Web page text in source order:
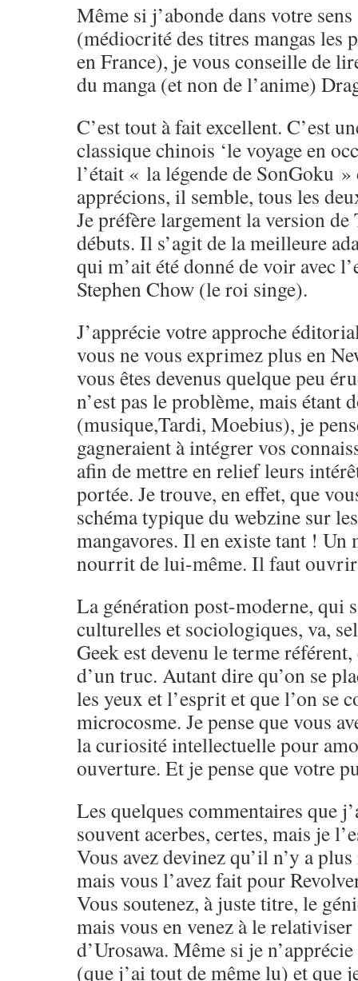
Même si j’abonde dans votre
(médiocrité des titres mangas les
en France), je vous conseille de
du manga (et non de l’anime)
C’est tout à fait excellent. C’est
classique chinois ‘le voyage en
l’était « la légende de SonGoku »
apprécions, il semble, tous les
Je préfère largement la version de
débuts. Il s’agit de la meilleure
qui m’ait été donné de voir avec
Stephen Chow (le roi singe).
J’apprécie votre approche
vous ne vous exprimez plus en
vous êtes devenus quelque peu
n’est pas le problème, mais étant
(musique,Tardi, Moebius), je
gagneraient à intégrer vos
afin de mettre en relief leurs
portée. Je trouve, en effet, que
schéma typique du webzine sur
mangavores. Il en existe tant ! Un
nourrit de lui-même. Il faut
La génération post-moderne, qui
culturelles et sociologiques, va,
Geek est devenu le terme
d’un truc. Autant dire qu’on se
les yeux et l’esprit et que l’on se
microcosme. Je pense que vous
la curiosité intellectuelle pour
ouverture. Et je pense que votre
Les quelques commentaires que
souvent acerbes, certes, mais je
Vous avez devinez qu’il n’y a
mais vous l’avez fait pour
Vous soutenez, à juste titre, le
mais vous en venez à le
d’Urosawa. Même si je
(que j’ai tout de même lu) et que